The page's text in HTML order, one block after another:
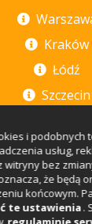
Kraków
Łódź
Szczecin
Rzeszów
Wrocław
i podobnych
usług,
witryny bez
że będą
końcowym.
te ustawienia.